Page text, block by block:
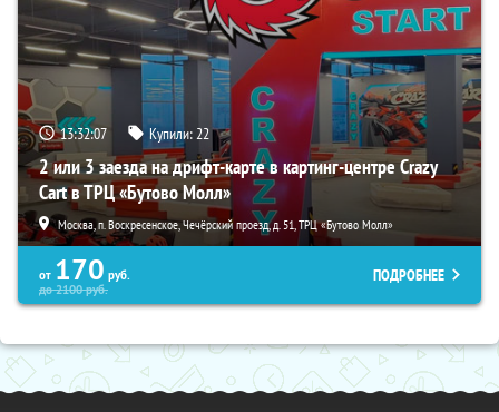
13:32:05 Купили:22
2 или 3 заезда на дрифт-карте в картинг-центре Crazy
Cart в ТРЦ «Бутово Молл»
Москва, п. Воскресенское, Чечёрский проезд, д. 51, ТРЦ «Бутово Молл»
от 170 руб.
до2100руб.
ПОДРОБНЕЕ